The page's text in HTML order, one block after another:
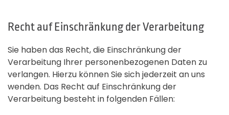
Recht auf Einschränkung der Verarbeitung
Sie haben das Recht, die Einschränkung der
Verarbeitung Ihrer personenbezogenen Daten zu
verlangen. Hierzu können Sie sich jederzeit an uns
wenden. Das Recht auf Einschränkung der
Verarbeitung besteht in folgenden Fällen: